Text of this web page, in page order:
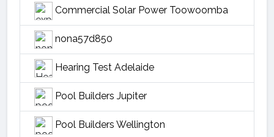
Commercial Solar Power Toowoomba
nona57d850
Hearing Test Adelaide
Pool Builders Jupiter
Pool Builders Wellington